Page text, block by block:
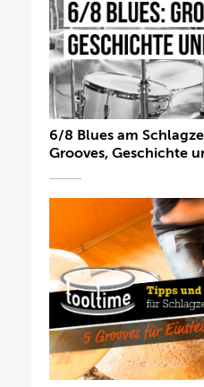
6/8 Blues am
Grooves, Geschichte